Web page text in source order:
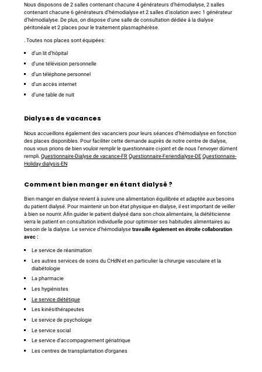
Nous disposons de 2 salles contenant chacune 4 générateurs d’hémodialyse, 2 salles
contenant chacune 6 générateurs d’hémodialyse et 2 salles d’isolation avec 1 générateur
d’hémodialyse. De plus, on dispose d’une salle de consultation dédiée à la dialyse
péritonéale et 2 places pour le traitement plasmaphérèse.
. Toutes nos places sont équipées:
d’un lit d’hôpital
d’une télévision personnelle
d’un téléphone personnel
d’un accès internet
d’une table de nuit
Dialyses de vacances
Nous accueillons également des vacanciers pour leurs séances d’hémodialyse en fonction
des places disponibles. Pour faciliter cette demande auprès de notre centre de dialyse,
nous vous prions de bien vouloir remplir le questionnaire ci-joint et de nous l’envoyer dûment
rempli.Questionnaire-Dialyse de vacance-FR Questionnaire-Feriendialyse-DEQuestionnaire-
Holiday dialysis-EN
Comment bien manger en étant dialysé ?
Bien manger en dialyse revient à suivre une alimentation équilibrée et adaptée aux besoins
du patient dialysé. Pour maintenir un bon état physique en dialyse, il est important de veiller
à bien se nourrir. Afin guider le patient dialysé dans son choix alimentaire, la diététicienne
verra le patient en consultation individuelle pour optimiser ses habitudes alimentaires au
besoin de la dialyse. Le service d’hémodialysetravaille également en étroite collaboration
avec :
Le service de réanimation
Les autres services de soins du CHdN et en particulier la chirurgie vasculaire et la
diabétologie
La pharmacie
Les hygiénistes
Le service diététique
Les kinésithérapeutes
Le service de psychologie
Le service social
Le service d’accompagnement gériatrique
Les centres de transplantation d’organes